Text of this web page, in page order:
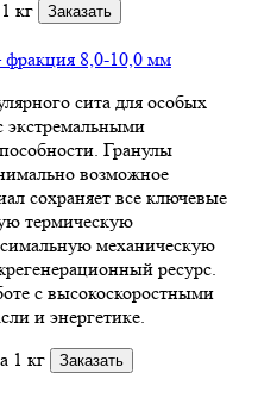
кг Заказать
8,0-10,0 мм
сита для особых
Гранулы
возможное
сохраняет все ключевые
термическую
механическую
ресурс.
с высокоскоростными
и энергетике.
1 кг Заказать